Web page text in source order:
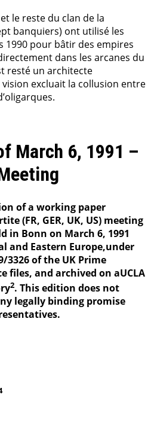
et le reste du clan de la
banquiers) ont utilisé les
1990 pour bâtir des empires
dans les arcanes du
resté un architecte
excluait la collusion entre
March 6, 1991 –
of a working paper
(FR, GER, UK, US) meeting
in Bonn on March 6, 1991
and Eastern Europe,under
3326 of the UK Prime
files, and archived on aUCLA
2. This edition does not
legally binding promise